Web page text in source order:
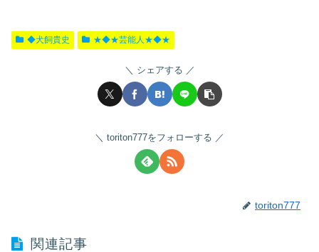
◆犬飼貴史 ★◆★芸能人★◆★
シェアする
toriton777をフォローする
toriton777
関連記事